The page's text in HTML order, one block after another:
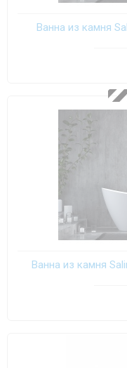
Ванна из камня
Ванна из камня